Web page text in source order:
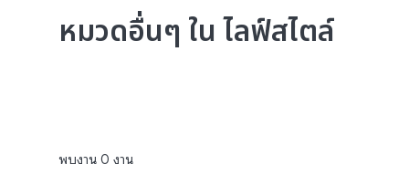
หมวดอื่นๆ ใน ไลฟ์สไตล์
พบงาน 0 งาน